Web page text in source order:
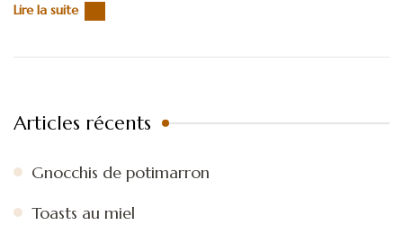
Lire la suite
Articles récents
Gnocchis de potimarron
Toasts au miel